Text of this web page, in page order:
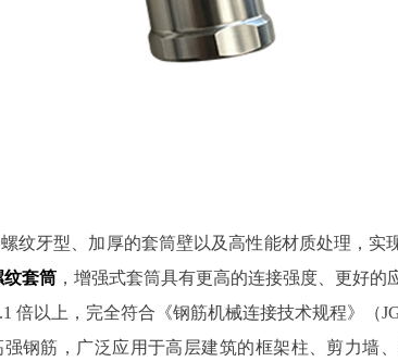
纹牙型、加厚的套筒壁以及高性能材质处理，实
纹套筒，增强式套筒具有更高的连接强度、更好
以上，完全符合《钢筋机械连接技术规程》（
强钢筋，广泛应用于高层建筑的框架柱、剪力墙